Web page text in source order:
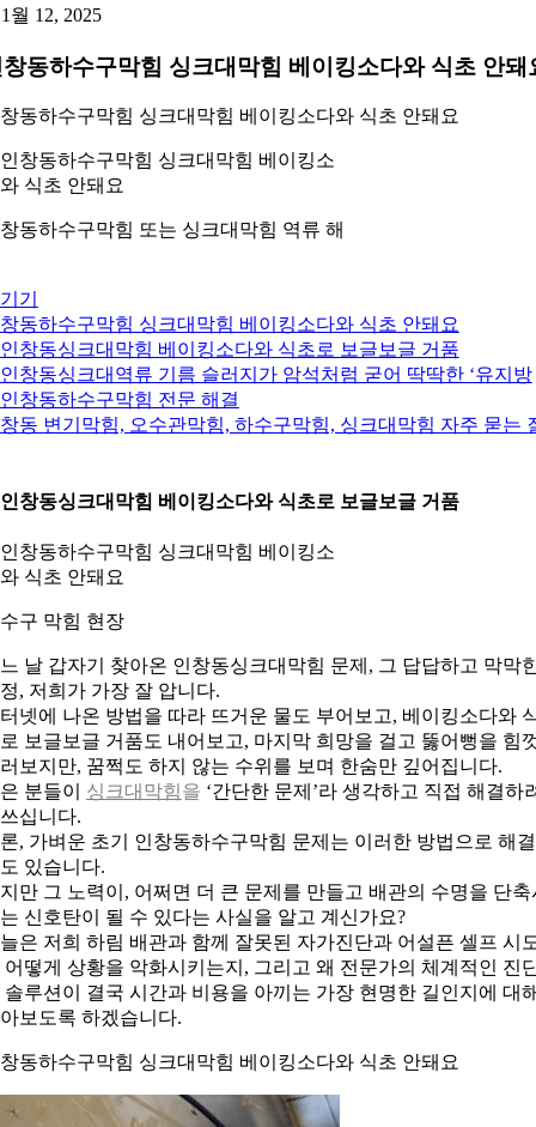
월 12, 2025
동하수구막힘 싱크대막힘 베이킹소다와 식초 안돼
동하수구막힘 싱크대막힘 베이킹소다와 식초 안돼요
동하수구막힘 또는 싱크대막힘 역류 해
기
동하수구막힘 싱크대막힘 베이킹소다와 식초 안돼요
창동싱크대막힘 베이킹소다와 식초로 보글보글 거품
창동싱크대역류 기름 슬러지가 암석처럼 굳어 딱딱한 ‘유지방
창동하수구막힘 전문 해결
동 변기막힘, 오수관막힘, 하수구막힘, 싱크대막힘 자주 묻는
창동싱크대막힘 베이킹소다와 식초로 보글보글 거품
구 막힘 현장
날 갑자기 찾아온 인창동싱크대막힘 문제, 그 답답하고 막막
, 저희가 가장 잘 압니다.
넷에 나온 방법을 따라 뜨거운 물도 부어보고, 베이킹소다와
보글보글 거품도 내어보고, 마지막 희망을 걸고 뚫어뻥을 힘
보지만, 꿈쩍도 하지 않는 수위를 보며 한숨만 깊어집니다.
분들이 싱크대막힘을 ‘간단한 문제’라 생각하고 직접 해결하
십니다.
, 가벼운 초기 인창동하수구막힘 문제는 이러한 방법으로 해
있습니다.
만 그 노력이, 어쩌면 더 큰 문제를 만들고 배관의 수명을 단축
신호탄이 될 수 있다는 사실을 알고 계신가요?
은 저희 하림 배관과 함께 잘못된 자가진단과 어설픈 셀프 시
어떻게 상황을 악화시키는지, 그리고 왜 전문가의 체계적인 진
솔루션이 결국 시간과 비용을 아끼는 가장 현명한 길인지에 대
보도록 하겠습니다.
동하수구막힘 싱크대막힘 베이킹소다와 식초 안돼요